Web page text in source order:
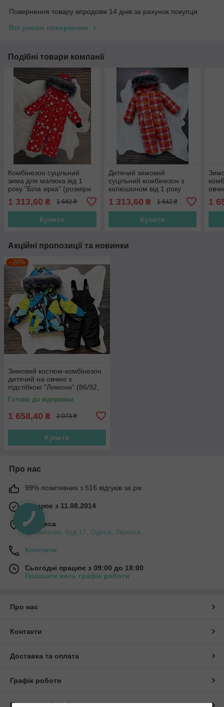
Повернення товару впродовж 14 днів за рахунок покупця
Всі умови повернення
Подібні товари компанії
Комбінезон суцільний
зима для малюка від 1
року "Біла зірка" (розміри
1 313,60 ₴ 1 642 ₴
Купити
Дитячий зимовий
суцільний комбінезон з
капюшоном від 1 року
(розміри 86, 92 і 98 см)
1 313,60 ₴ 1 642 ₴
Купити
98/
1
Акційні пропозиції та новинки
–20%
Зимовий костюм-комбінезон
дитячий на овчині з
підстібкою "Лимони" (86/92,
92/98 і 98/104 см)
Готово до відправки
1 658,40 ₴ 2 073 ₴
Купити
Про нас
99% позитивних з 516 відгуків за рік
Працює з 11.08.2014
м. Одеса
вул.Базова, буд.17, Одеса, Україна
Контакти
Сьогодні працює з 09:00 до 18:00
Показати весь графік роботи
Про нас
Контакти
Доставка та оплата
Графік роботи
Повна версія сайту